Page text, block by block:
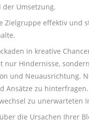
Umsetzung.
Zielgruppe effektiv und
in kreative
nur Hindernisse,
und Neuausrichtung.
Ansätze zu
zu unerwarteten
die Ursachen Ihrer